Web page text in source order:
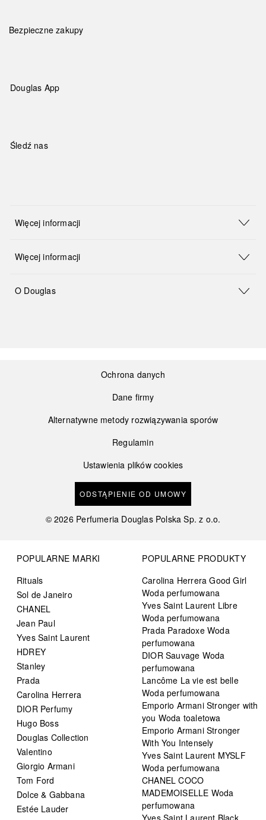
Bezpieczne zakupy
Douglas App
Śledź nas
Więcej informacji
Więcej informacji
O Douglas
Ochrona danych
Dane firmy
Alternatywne metody rozwiązywania sporów
Regulamin
Ustawienia plików cookies
ODSTĄPIENIE OD UMOWY
©2026 Perfumeria Douglas Polska Sp. z o.o.
POPULARNE MARKI
Rituals
Sol de Janeiro
CHANEL
Jean Paul
Yves Saint Laurent
HDREY
Stanley
Prada
Carolina Herrera
DIOR Perfumy
Hugo Boss
Douglas Collection
Valentino
Giorgio Armani
Tom Ford
Dolce & Gabbana
Estée Lauder
POPULARNE PRODUKTY
Carolina Herrera Good Girl
Woda perfumowana
Yves Saint Laurent Libre
Woda perfumowana
Prada Paradoxe Woda
perfumowana
DIOR Sauvage Woda
perfumowana
Lancôme La vie est belle
Woda perfumowana
Emporio Armani Stronger with
you Woda toaletowa
Emporio Armani Stronger
With You Intensely
Yves Saint Laurent MYSLF
Woda perfumowana
CHANEL COCO
MADEMOISELLE Woda
perfumowana
Yves Saint Laurent Black